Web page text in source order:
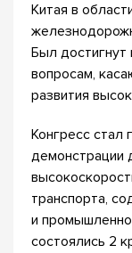
Китая в
Был
вопросам,
развития
Конгресс стал
демонстрации
транспорта,
и
состоялись 2